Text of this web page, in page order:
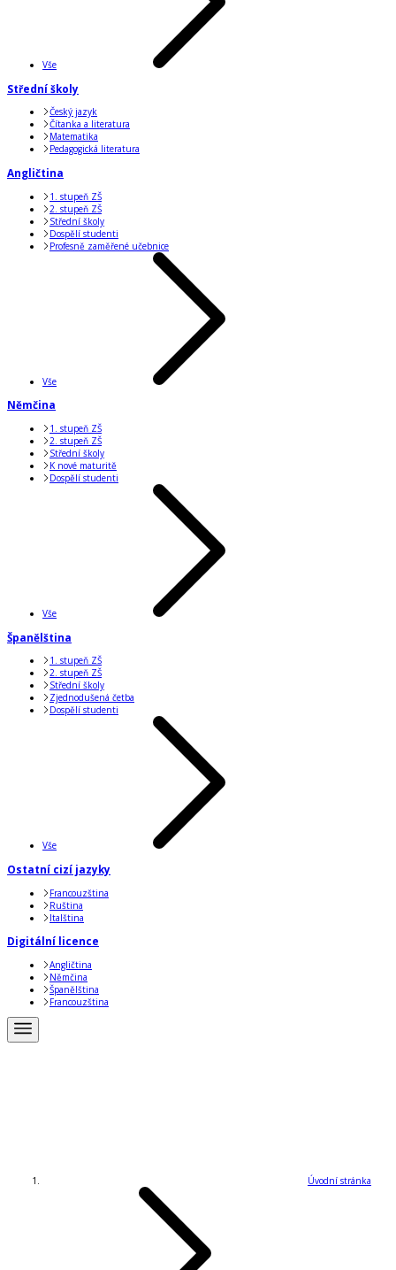
Vše
Střední školy
Český jazyk
Čítanka a literatura
Matematika
Pedagogická literatura
Angličtina
1. stupeň ZŠ
2. stupeň ZŠ
Střední školy
Dospělí studenti
Profesně zaměřené učebnice
Vše
Němčina
1. stupeň ZŠ
2. stupeň ZŠ
Střední školy
K nové maturitě
Dospělí studenti
Vše
Španělština
1. stupeň ZŠ
2. stupeň ZŠ
Střední školy
Zjednodušená četba
Dospělí studenti
Vše
Ostatní cizí jazyky
Francouzština
Ruština
Italština
Digitální licence
Angličtina
Němčina
Španělština
Francouzština
Úvodní stránka